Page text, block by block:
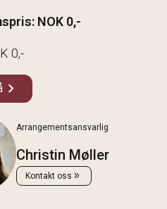
NOK 0,-
0,-
chevron_right
Arrangementsansvarlig
Christin Møller
Kontakt oss double_arrow